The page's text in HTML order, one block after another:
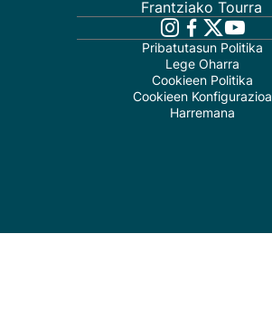
Frantziako Tourra
Pribatutasun Politika
Lege Oharra
Cookieen Politika
Cookieen Konfigurazioa
Harremana